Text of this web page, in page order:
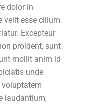
dolor in
velit esse cillum
Excepteur
proident, sunt
mollit anim id
unde
laudantium,